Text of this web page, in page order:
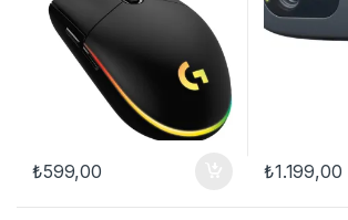
₺599,00 ₺1.199,00